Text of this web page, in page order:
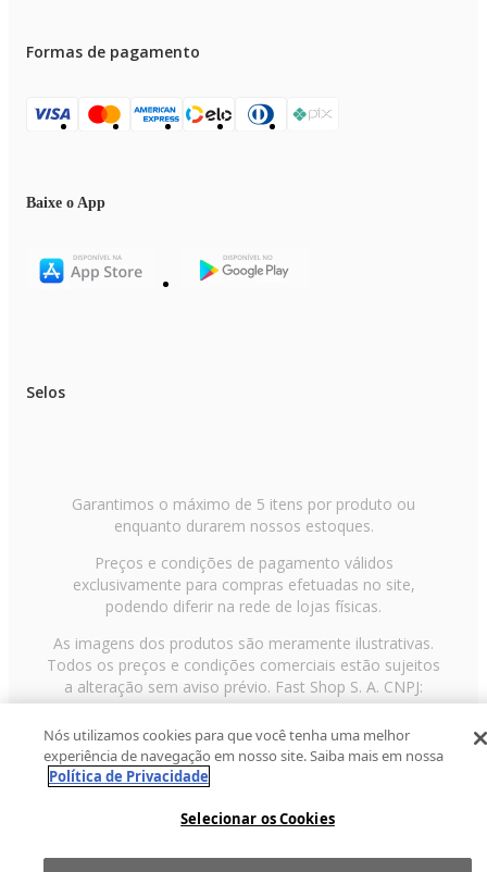
Formas de pagamento
Baixe o App
Selos
Garantimos o máximo de 5 itens por produto ou
enquanto durarem nossos estoques.
Preços e condições de pagamento válidos
exclusivamente para compras efetuadas no site,
podendo diferir na rede de lojas físicas.
As imagens dos produtos são meramente ilustrativas.
Todos os preços e condições comerciais estão sujeitos
a alteração sem aviso prévio. Fast Shop S. A. CNPJ:
43.708.379/0001-00
Avenida Zaki Narchi, nº 1650, sobreloja, Carandiru, São
Paulo/SP, CEP 02029-001, Telefone: 11 3003-3728 ©
2013 Fast Shop - Todos os direitos reservados
Nós utilizamos cookies para que você tenha uma melhor
experiência de navegação em nosso site. Saiba mais em nossa
Política de Privacidade
Selecionar os Cookies